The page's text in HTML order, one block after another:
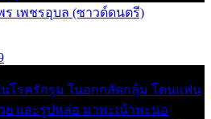
ร เพชรอุบล (ซาวด์ดนตรี)
นโรครักรุม ในอกกลัดกลุ้ม โดนแฟน
ย และรูปหล่อ มาพะเน้าพะนอ